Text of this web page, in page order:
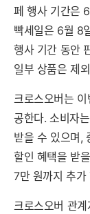
페 행사 기간은
빡세일은 6월 8
행사 기간 동안
일부 상품은 제
크로스오버는
공한다. 소비자
받을 수 있으며,
할인 혜택을 받
7만 원까지 추가
크로스오버 관